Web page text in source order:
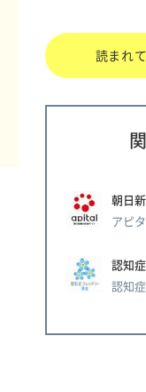
読まれ
朝日
アピ
認知
認知